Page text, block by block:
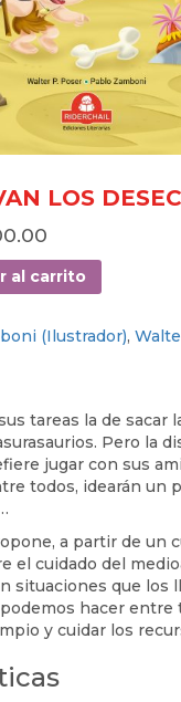
LOS
al carrito
(Ilustrador),
tareas la de sacar
Pero la
jugar con sus
todos, idearán un
a partir de un
el cuidado del
situaciones que los
hacer entre
y cuidar los